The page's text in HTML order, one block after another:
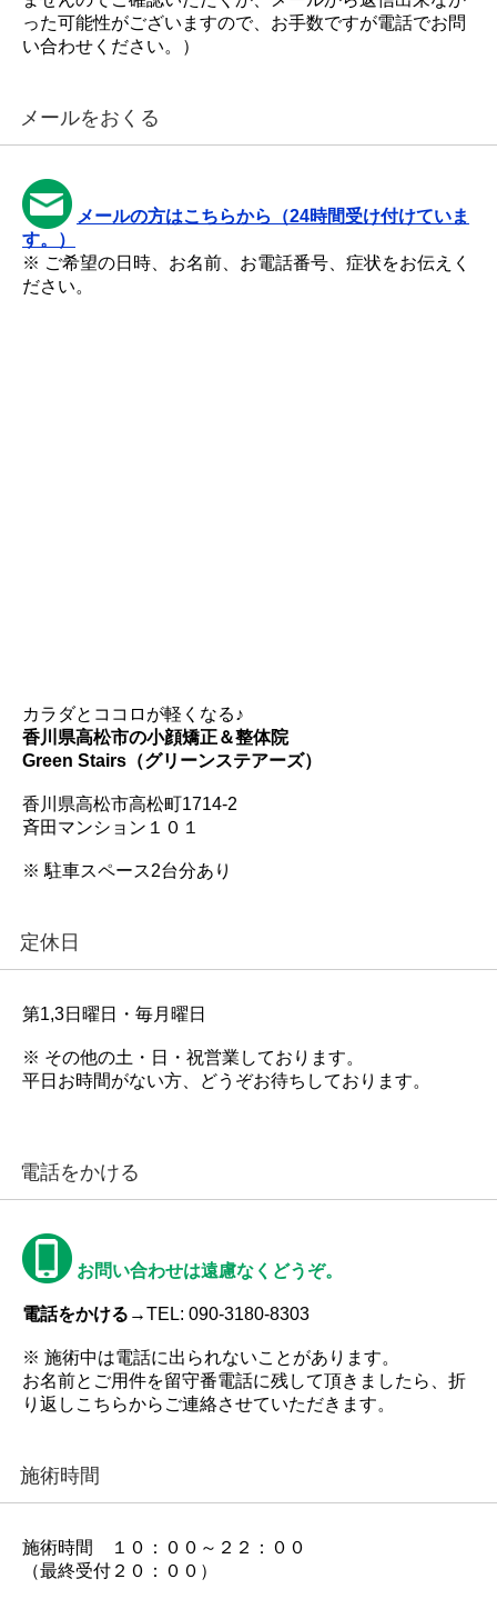
った可能性がございますので、お手数ですが電話でお問
い合わせください。）
メールをおくる
メールの方はこちらから（24時間受け付けていま
す。）
※ ご希望の日時、お名前、お電話番号、症状をお伝えく
ださい。
カラダとココロが軽くなる♪
香川県高松市の小顔矯正＆整体院
Green Stairs（グリーンステアーズ）
香川県高松市高松町1714-2
斉田マンション１０１
※ 駐車スペース2台分あり
定休日
第1,3日曜日・毎月曜日
※ その他の土・日・祝営業しております。
平日お時間がない方、どうぞお待ちしております。
電話をかける
お問い合わせは遠慮なくどうぞ。
電話をかける→TEL: 090-3180-8303
※ 施術中は電話に出られないことがあります。
お名前とご用件を留守番電話に残して頂きましたら、折
り返しこちらからご連絡させていただきます。
施術時間
施術時間 １０：００～２２：００
（最終受付２０：００）